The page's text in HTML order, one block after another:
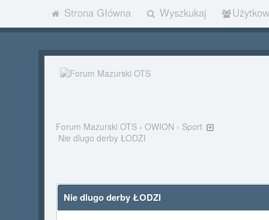
Strona Główna Wyszkukaj
Forum Mazurski OTS ›OWION › Sport
Nie dlugo derby ŁODZI
Nie dlugo derby ŁODZI